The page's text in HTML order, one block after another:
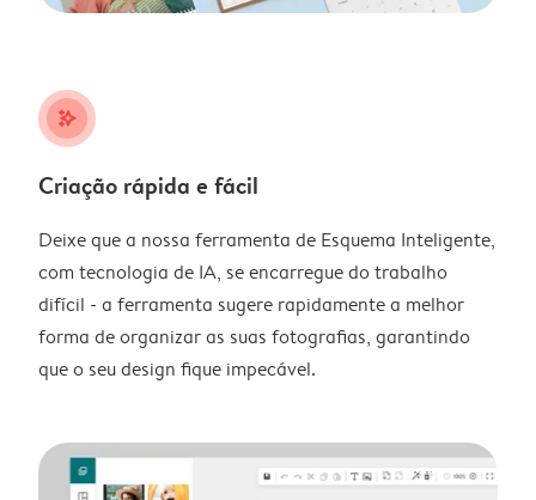
stars_plus
Criação rápida e fácil
Deixe que a nossa ferramenta de Esquema Inteligente,
com tecnologia de IA, se encarregue do trabalho
difícil - a ferramenta sugere rapidamente a melhor
forma de organizar as suas fotografias, garantindo
que o seu design fique impecável.